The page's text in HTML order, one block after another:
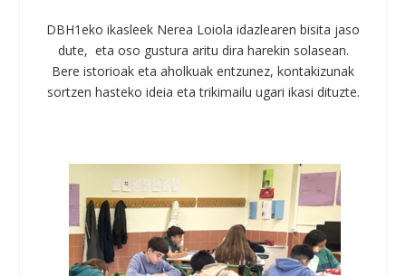
DBH1eko ikasleek Nerea Loiola idazlearen bisita jaso
dute, eta oso gustura aritu dira harekin solasean.
Bere istorioak eta aholkuak entzunez, kontakizunak
sortzen hasteko ideia eta trikimailu ugari ikasi dituzte.